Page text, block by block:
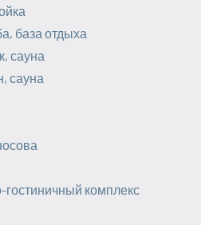
база отдыха
сауна
сауна
комплекс